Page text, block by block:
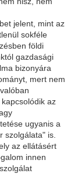
jelent, mint az
sokféle
földi
gazdasági
bizonyára
mert nem
az
ugyanis a
szolgálata" is.
az ellátásért
innen